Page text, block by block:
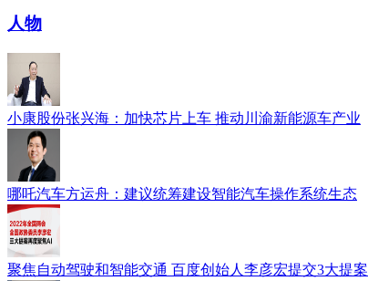
人物
小康股份张兴海：加快芯片上车 推动川渝新能源车产业
哪吒汽车方运舟：建议统筹建设智能汽车操作系统生态
聚焦自动驾驶和智能交通 百度创始人李彦宏提交3大提案